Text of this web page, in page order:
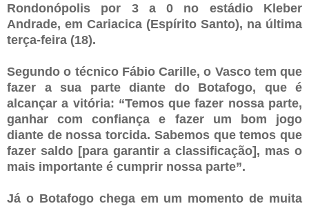
Rondonópolis por 3 a 0 no estádio Kleber
Andrade, em Cariacica (Espírito Santo), na última
terça-feira (18).
Segundo o técnico Fábio Carille, o Vasco tem que
fazer a sua parte diante do Botafogo, que é
alcançar a vitória: “Temos que fazer nossa parte,
ganhar com confiança e fazer um bom jogo
diante de nossa torcida. Sabemos que temos que
fazer saldo [para garantir a classificação], mas o
mais importante é cumprir nossa parte”.
Já o Botafogo chega em um momento de muita